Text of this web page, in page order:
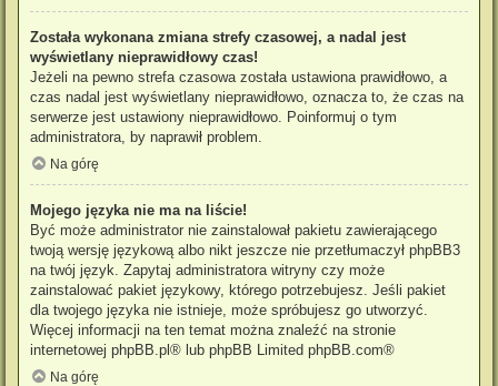
Została wykonana zmiana strefy czasowej, a nadal jest
wyświetlany nieprawidłowy czas!
Jeżeli na pewno strefa czasowa została ustawiona prawidłowo, a
czas nadal jest wyświetlany nieprawidłowo, oznacza to, że czas na
serwerze jest ustawiony nieprawidłowo. Poinformuj o tym
administratora, by naprawił problem.
Na górę
Mojego języka nie ma na liście!
Być może administrator nie zainstalował pakietu zawierającego
twoją wersję językową albo nikt jeszcze nie przetłumaczył phpBB3
na twój język. Zapytaj administratora witryny czy może
zainstalować pakiet językowy, którego potrzebujesz. Jeśli pakiet
dla twojego języka nie istnieje, może spróbujesz go utworzyć.
Więcej informacji na ten temat można znaleźć na stronie
internetowej phpBB.pl ® lub phpBB Limited phpBB.com®
Na górę